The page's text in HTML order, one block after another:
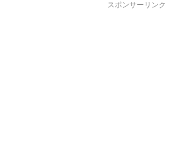
スポンサーリンク